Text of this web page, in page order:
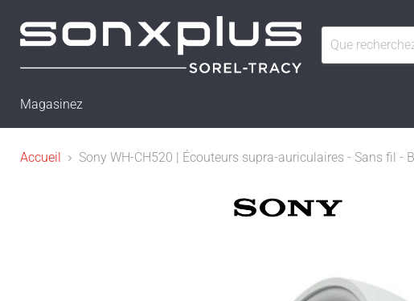
Magasinez
Accueil Sony WH-CH520 | Écouteurs supra-auriculaires - Sans fil